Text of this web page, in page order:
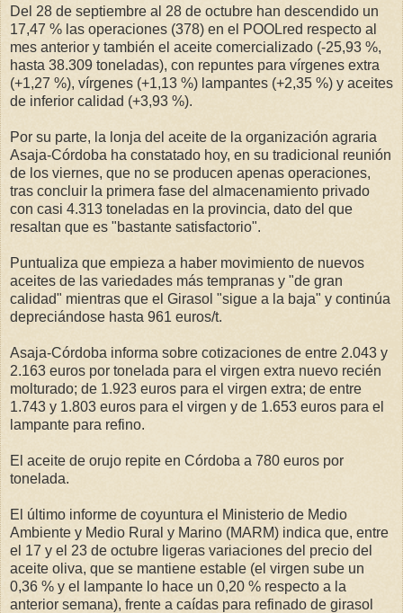
Del 28 de septiembre al 28 de octubre han descendido un
17,47 % las operaciones (378) en el POOLred respecto al
mes anterior y también el aceite comercializado (-25,93 %,
hasta 38.309 toneladas), con repuntes para vírgenes extra
(+1,27 %), vírgenes (+1,13 %) lampantes (+2,35 %) y aceites
de inferior calidad (+3,93 %).
Por su parte, la lonja del aceite de la organización agraria
Asaja-Córdoba ha constatado hoy, en su tradicional reunión
de los viernes, que no se producen apenas operaciones,
tras concluir la primera fase del almacenamiento privado
con casi 4.313 toneladas en la provincia, dato del que
resaltan que es "bastante satisfactorio".
Puntualiza que empieza a haber movimiento de nuevos
aceites de las variedades más tempranas y "de gran
calidad" mientras que el Girasol "sigue a la baja" y continúa
depreciándose hasta 961 euros/t.
Asaja-Córdoba informa sobre cotizaciones de entre 2.043 y
2.163 euros por tonelada para el virgen extra nuevo recién
molturado; de 1.923 euros para el virgen extra; de entre
1.743 y 1.803 euros para el virgen y de 1.653 euros para el
lampante para refino.
El aceite de orujo repite en Córdoba a 780 euros por
tonelada.
El último informe de coyuntura el Ministerio de Medio
Ambiente y Medio Rural y Marino (MARM) indica que, entre
el 17 y el 23 de octubre ligeras variaciones del precio del
aceite oliva, que se mantiene estable (el virgen sube un
0,36 % y el lampante lo hace un 0,20 % respecto a la
anterior semana), frente a caídas para refinado de girasol